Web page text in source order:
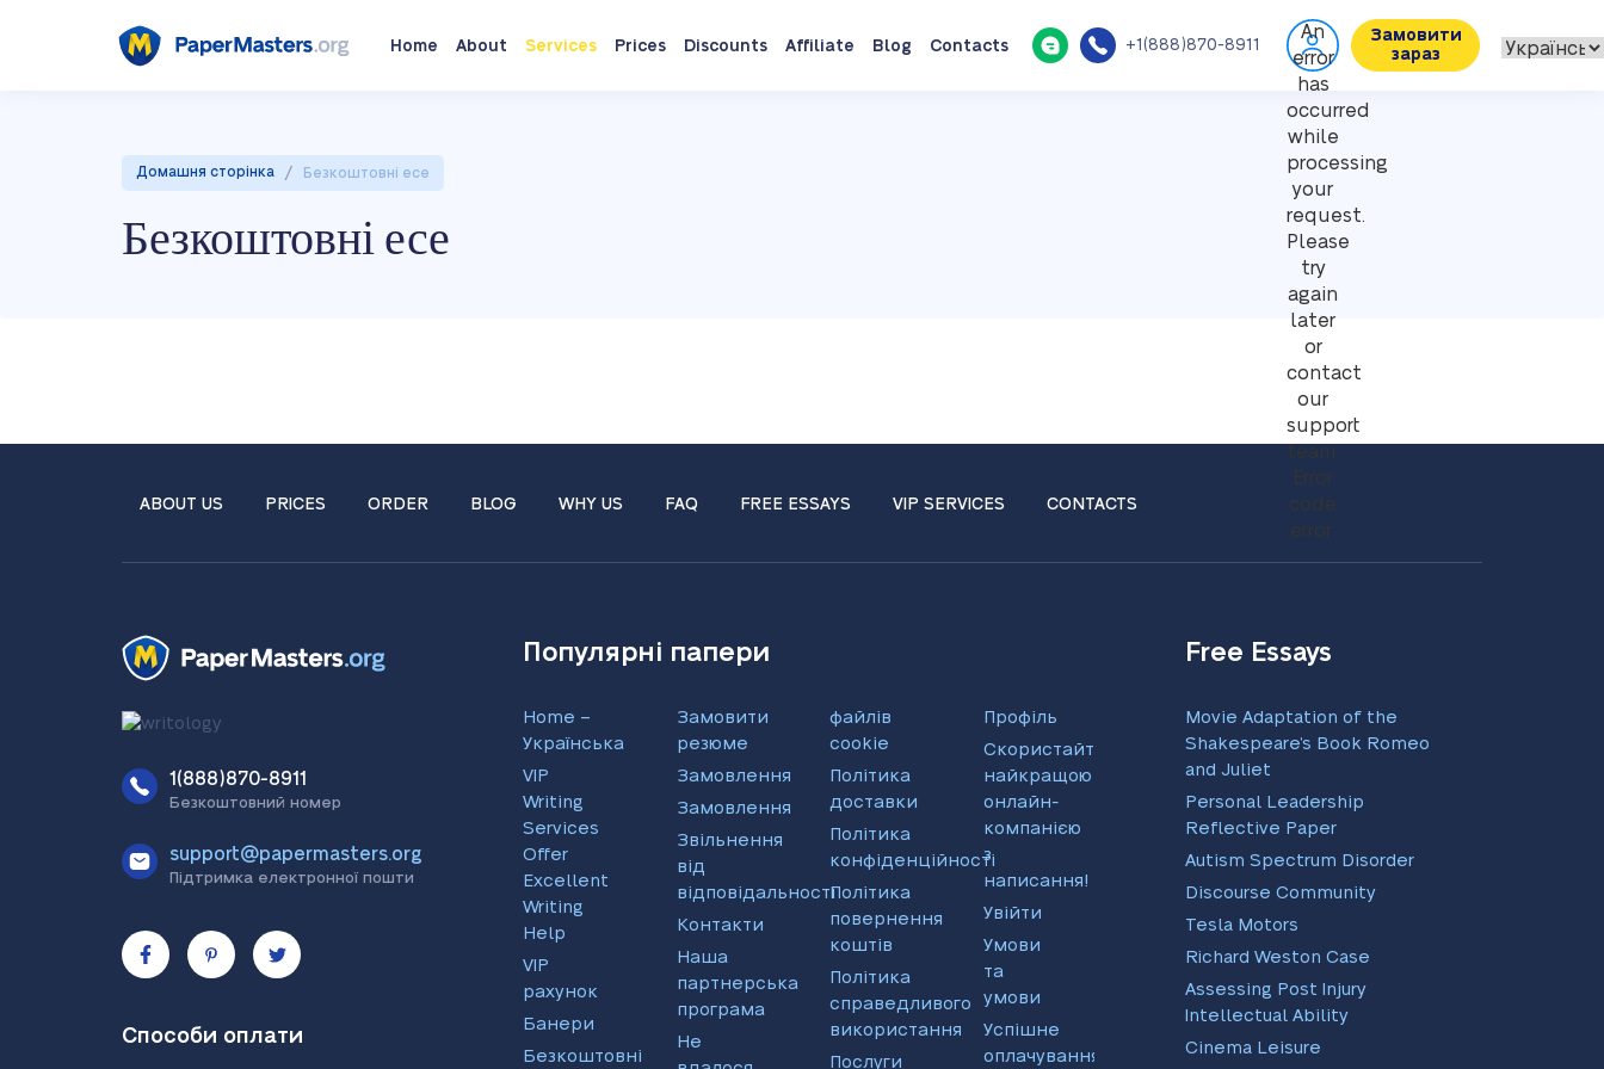
Home About Services Prices Discounts Affiliate Blog Contacts +1(888)870-8911
An
error
has
occurred
while
processing
your
request.
Please
try
again
later
or
contact
our
support
team.
Error
code
error:
Замовити
зараз
Домашня сторінка / Безкоштовні есе
Безкоштовні есе
ABOUT US PRICES ORDER BLOG WHY US FAQ FREE ESSAYS VIP SERVICES CONTACTS
1(888)870-8911
Безкоштовний номер
support@papermasters.org
Підтримка електронної пошти
Способи оплати
Популярні папери
Home –
Українська
VIP
Writing
Services
Offer
Excellent
Writing
Help
VIP
рахунок
Банери
Безкоштовні
Замовити
резюме
Замовлення
Замовлення
Звільнення
від
відповідальності
Контакти
Наша
партнерська
програма
Не
файлів
cookie
Політика
доставки
Політика
конфіденційності
Політика
повернення
коштів
Політика
справедливого
використання
Послуги
Профіль
Скористайтеся
найкращою
онлайн-
компанією
з
написання!
Увійти
Умови
та
умови
Успішне
оплачування
Free Essays
Movie Adaptation of the
Shakespeare’s Book Romeo
and Juliet
Personal Leadership
Reflective Paper
Autism Spectrum Disorder
Discourse Community
Tesla Motors
Richard Weston Case
Assessing Post Injury
Intellectual Ability
Cinema Leisure